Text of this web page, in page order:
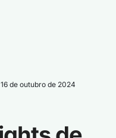
de outubro de 2024